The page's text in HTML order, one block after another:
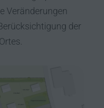
Veränderungen
der